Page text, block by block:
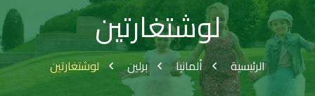
لوشتغارتين
الرئيسية ألمانيا برلين لوشتغارتين